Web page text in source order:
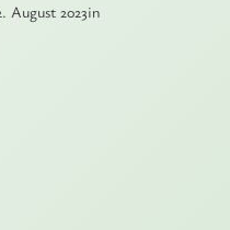
August 2023in